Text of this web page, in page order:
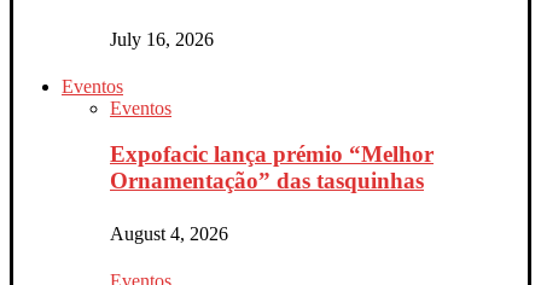
July 16, 2026
Eventos
Eventos
Expofacic lança prémio “Melhor
Ornamentação” das tasquinhas
August 4, 2026
Eventos